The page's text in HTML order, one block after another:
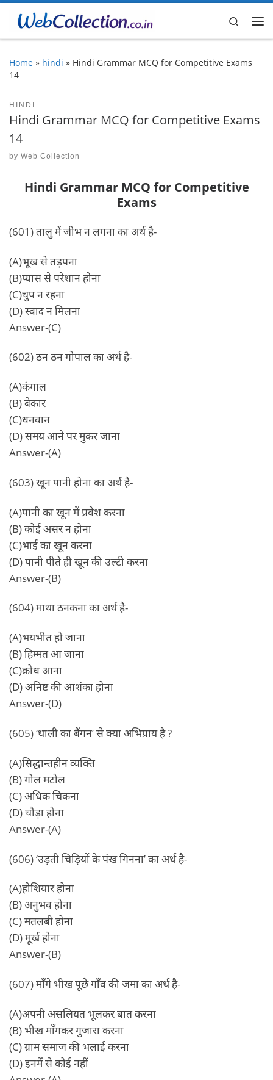
Skip to content
Search
Home » hindi » Hindi Grammar MCQ for Competitive Exams
14
HINDI
Hindi Grammar MCQ for Competitive Exams
14
by Web Collection
Hindi Grammar MCQ for Competitive
Exams
(601) तालु में जीभ न लगना का अर्थ है-
(A)भूख से तड़पना
(B)प्यास से परेशान होना
(C)चुप न रहना
(D) स्वाद न मिलना
Answer-(C)
(602) ठन ठन गोपाल का अर्थ है-
(A)कंगाल
(B) बेकार
(C)धनवान
(D) समय आने पर मुकर जाना
Answer-(A)
(603) खून पानी होना का अर्थ है-
(A)पानी का खून में प्रवेश करना
(B) कोई असर न होना
(C)भाई का खून करना
(D) पानी पीते ही खून की उल्टी करना
Answer-(B)
(604) माथा ठनकना का अर्थ है-
(A)भयभीत हो जाना
(B) हिम्मत आ जाना
(C)क्रोध आना
(D) अनिष्ट की आशंका होना
Answer-(D)
(605) ‘थाली का बैंगन’ से क्या अभिप्राय है ?
(A)सिद्धान्तहीन व्यक्ति
(B) गोल मटोल
(C) अधिक चिकना
(D) चौड़ा होना
Answer-(A)
(606) ‘उड़ती चिड़ियों के पंख गिनना’ का अर्थ है-
(A)होशियार होना
(B) अनुभव होना
(C) मतलबी होना
(D) मूर्ख होना
Answer-(B)
(607) माँगे भीख पूछे गाँव की जमा का अर्थ है-
(A)अपनी असलियत भूलकर बात करना
(B) भीख माँगकर गुजारा करना
(C) ग्राम समाज की भलाई करना
(D) इनमें से कोई नहीं